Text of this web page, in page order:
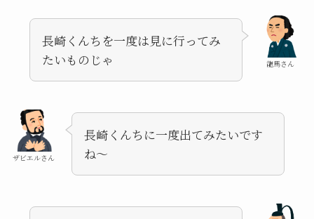
龍馬さん
長崎くんちを一度は見に行ってみ
たいものじゃ
ザビエルさん
長崎くんちに一度出てみたいです
ね〜